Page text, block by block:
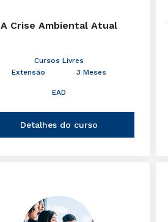
A Crise Ambiental Atual
Cursos Livres
Extensão
3 Meses
EAD
Detalhes do curso